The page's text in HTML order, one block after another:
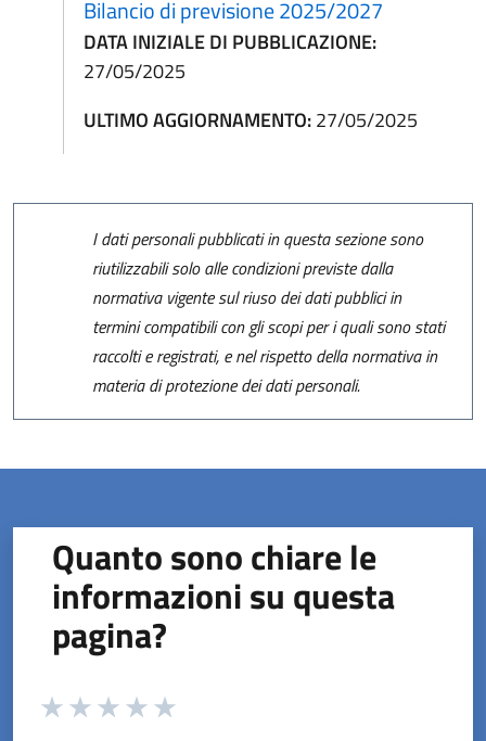
Bilancio di previsione 2025/2027
DATA INIZIALE DI PUBBLICAZIONE:
27/05/2025
ULTIMO AGGIORNAMENTO:27/05/2025
I dati personali pubblicati in questa sezione sono
riutilizzabili solo alle condizioni previste dalla
normativa vigente sul riuso dei dati pubblici in
termini compatibili con gli scopi per i quali sono stati
raccolti e registrati, e nel rispetto della normativa in
materia di protezione dei dati personali.
Quanto sono chiare le
informazioni su questa
pagina?
Valuta da 1 a 5 stelle la pagina